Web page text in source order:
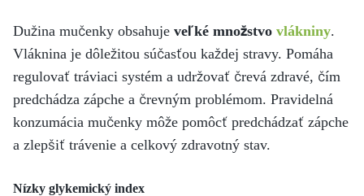
Dužina mučenky obsahuje veľké množstvo vlákniny.
Vláknina je dôležitou súčasťou každej stravy. Pomáha
regulovať tráviaci systém a udržovať črevá zdravé, čím
predchádza zápche a črevným problémom. Pravidelná
konzumácia mučenky môže pomôcť predchádzať zápche
a zlepšiť trávenie a celkový zdravotný stav.
Nízky glykemický index